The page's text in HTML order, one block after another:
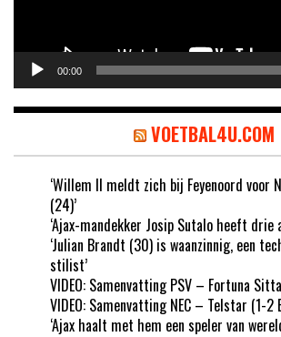
00:00
VOETBAL4U.COM
‘Willem II meldt zich bij Feyenoord voor
(24)’
‘Ajax-mandekker Josip Sutalo heeft drie
‘Julian Brandt (30) is waanzinnig, een
stilist’
VIDEO: Samenvatting PSV – Fortuna
VIDEO: Samenvatting NEC – Telstar (1-2
‘Ajax haalt met hem een speler van